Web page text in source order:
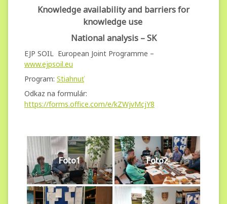
Knowledge availability and barriers for
knowledge use
National analysis – SK
EJP SOIL European Joint Programme –
www.ejpsoil.eu
Program: Stiahnuť
Odkaz na formulár:
https://forms.office.com/e/kZWjvMcjY8
Foto1 Foto2